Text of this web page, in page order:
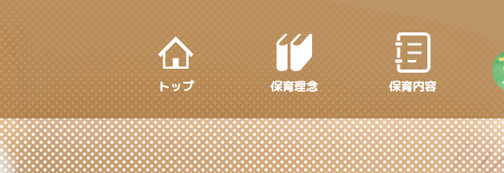
k
i
p
t
o
m
a
トップ 保育理念 保育内容